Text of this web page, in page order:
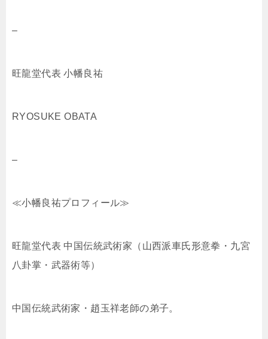
–
旺龍堂代表 小幡良祐
RYOSUKE OBATA
–
≪小幡良祐プロフィール≫
旺龍堂代表 中国伝統武術家（山西派車氏形意拳・九宮
八卦掌・武器術等）
中国伝統武術家・趙玉祥老師の弟子。